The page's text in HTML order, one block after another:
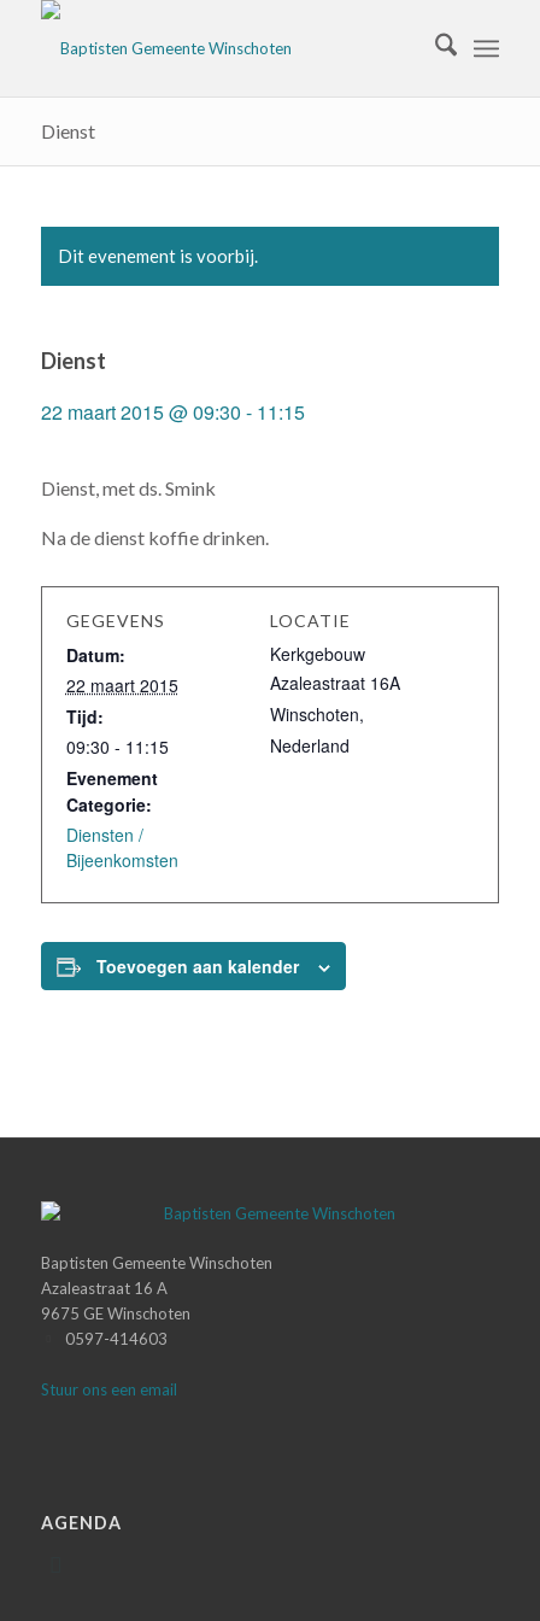
Dienst
Dit evenement is voorbij.
Dienst
22 maart 2015 @ 09:30 - 11:15
Dienst, met ds. Smink
Na de dienst koffie drinken.
GEGEVENS
Datum:
22 maart 2015
Tijd:
09:30 - 11:15
Evenement
Categorie:
Diensten /
Bijeenkomsten
LOCATIE
Kerkgebouw
Azaleastraat 16A
Winschoten,
Nederland
Toevoegen aan kalender
Baptisten Gemeente Winschoten
Azaleastraat 16 A
9675 GE Winschoten
0597-414603
Stuur ons een email
AGENDA